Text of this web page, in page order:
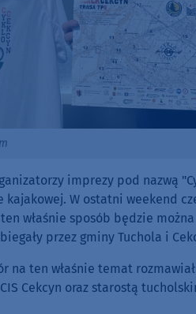
imprezy pod nazwą
W ostatni weekend
właśnie sposób będzie
przez gminy Tuchola i
na ten właśnie temat
Cekcyn oraz starostą